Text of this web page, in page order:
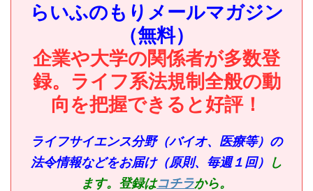
らいふのもりメールマガジン
（無料）
企業や大学の関係者が多数登
録。ライフ系法規制全般の動
向を把握できると好評！
ライフサイエンス分野（バイオ、医療等）の
法令情報などをお届け（原則、毎週１回）
し
ます。登録はコチラから。